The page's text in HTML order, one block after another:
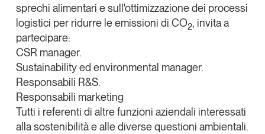
Un anno di
Tendenze2026
Leggi il magazine
sprechi alimentari e sull'ottimizzazione dei processi
logistici per ridurre le emissioni di CO2, invita a
partecipare:
CSR manager.
Sustainability ed environmental manager.
Responsabili R&S.
Responsabili marketing
Tutti i referenti di altre funzioni aziendali interessati
alla sostenibilità e alle diverse questioni ambientali.